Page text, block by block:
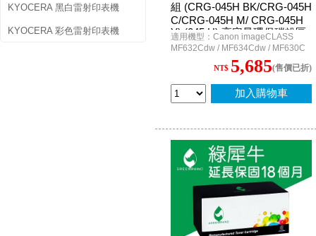
KYOCERA 黑白雷射印表機
KYOCERA 彩色雷射印表機
組 (CRG-045H BK/CRG-045H
C/CRG-045H M/ CRG-045H
Y) (045 H) 高容量環保碳粉匣
適用機型：Canon imageCLASS
MF632Cdw / MF634Cdw / MF630C
NT$ 5,685(售價已折)
加入購物車